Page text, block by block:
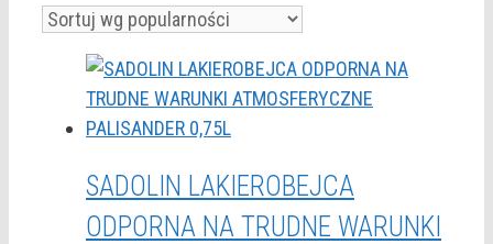
popularności
SADOLIN LAKIEROBEJCA
ODPORNA NA TRUDNE WARUNKI